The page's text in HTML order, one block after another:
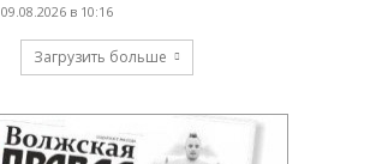
09.08.2026 в 10:16
Загрузить больше